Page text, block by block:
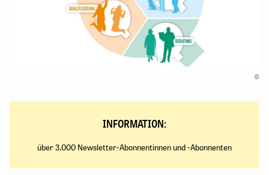
©
INFORMATION:
über 3.000 Newsletter-Abonnentinnen und -Abonnenten